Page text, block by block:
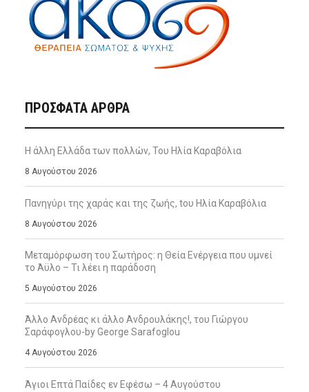
ΠΡΌΣΦΑΤΑ ΆΡΘΡΑ
Η άλλη Ελλάδα των πολλών, Του Ηλία Καραβόλια
8 Αυγούστου 2026
Πανηγύρι της χαράς και της ζωής, tου Ηλία Καραβόλια
8 Αυγούστου 2026
Μεταμόρφωση του Σωτήρος: η Θεία Ενέργεια που υμνεί
το Άϋλο – Τι λέει η παράδοση
5 Αυγούστου 2026
Άλλο Ανδρέας κι άλλο Ανδρουλάκης!, του Γιώργου
Σαράφογλου-by George Sarafoglou
4 Αυγούστου 2026
Άγιοι Επτά Παίδες εν Εφέσω – 4 Αυγούστου